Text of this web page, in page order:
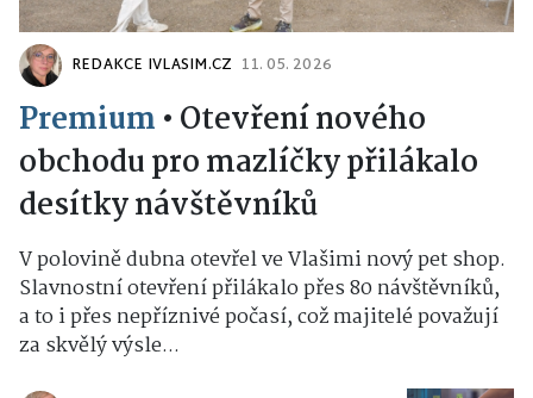
REDAKCE IVLASIM.CZ 11. 05. 2026
Premium • Otevření nového
obchodu pro mazlíčky přilákalo
desítky návštěvníků
V polovině dubna otevřel ve Vlašimi nový pet shop.
Slavnostní otevření přilákalo přes 80 návštěvníků,
a to i přes nepříznivé počasí, což majitelé považují
za skvělý výsle...